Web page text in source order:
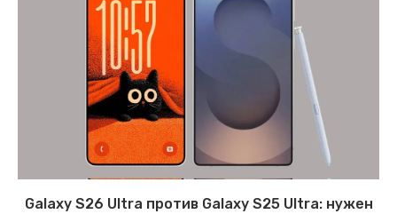
Galaxy S26 Ultra против Galaxy S25 Ultra: нужен